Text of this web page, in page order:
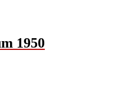
1950